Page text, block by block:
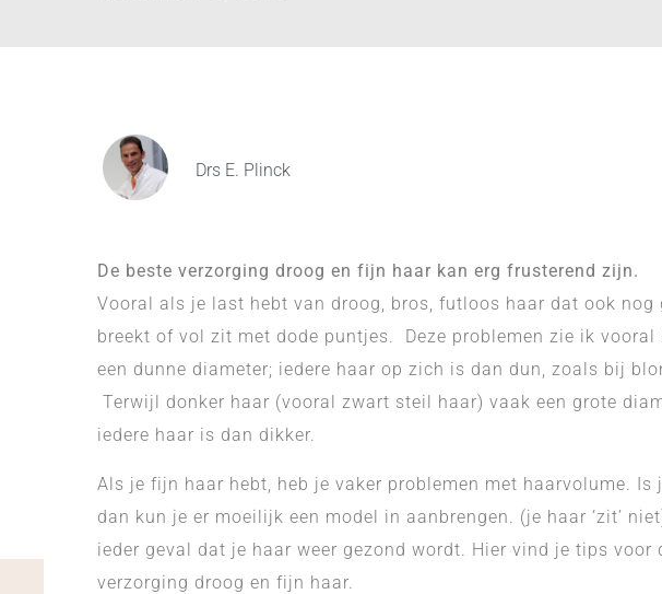
Drs E. Plinck
De beste verzorging droog en fijn haar kan erg frusterend zijn.
Vooral als je last hebt van droog, bros, futloos haar dat ook nog
breekt of vol zit met dode puntjes. Deze problemen zie ik vooral
een dunne diameter; iedere haar op zich is dan dun, zoals bij
Terwijl donker haar (vooral zwart steil haar) vaak een grote
iedere haar is dan dikker.
Als je fijn haar hebt, heb je vaker problemen met haarvolume. Is
dan kun je er moeilijk een model in aanbrengen. (je haar ‘zit’
ieder geval dat je haar weer gezond wordt. Hier vind je tips voor
verzorging droog en fijn haar.